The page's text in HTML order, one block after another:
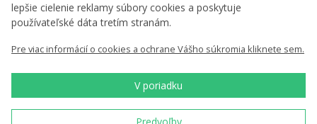
lepšie cielenie reklamy súbory cookies a poskytuje
používateľské dáta tretím stranám.
Pre viac informácií o cookies a ochrane Vášho súkromia kliknete sem.
V poriadku